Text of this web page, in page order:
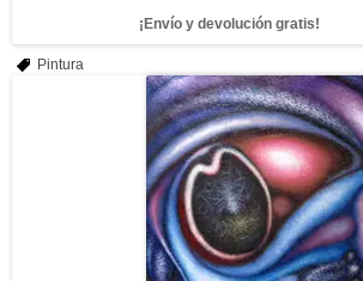
¡Envío y devolución gratis!
Pintura